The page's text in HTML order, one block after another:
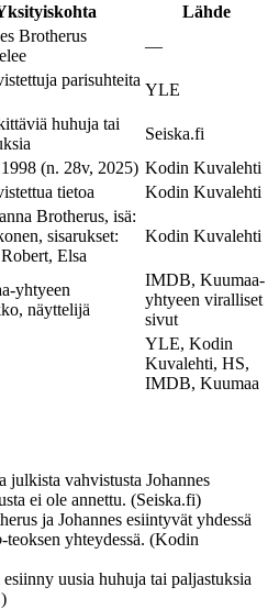
Lähde
Brotherus
—
parisuhteita
YLE
huhuja tai
Seiska.fi
(n. 28v, 2025) Kodin Kuvalehti
tietoa Kodin Kuvalehti
Brotherus, isä:
sisarukset:
Elsa
Kodin Kuvalehti
yhtyeen
näyttelijä
IMDB, Kuumaa-
yhtyeen viralliset
sivut
YLE, Kodin
Kuvalehti, HS,
IMDB, Kuumaa
julkista vahvistusta Johannes
ei ole annettu. (Seiska.fi)
ja Johannes esiintyvät yhdessä
-teoksen yhteydessä. (Kodin
esiinny uusia huhuja tai paljastuksia